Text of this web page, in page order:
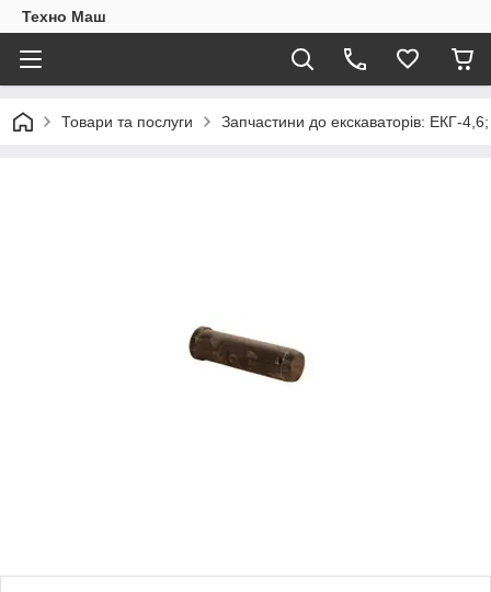
Техно Маш
Товари та послуги Запчастини до екскаваторів: ЕКГ-